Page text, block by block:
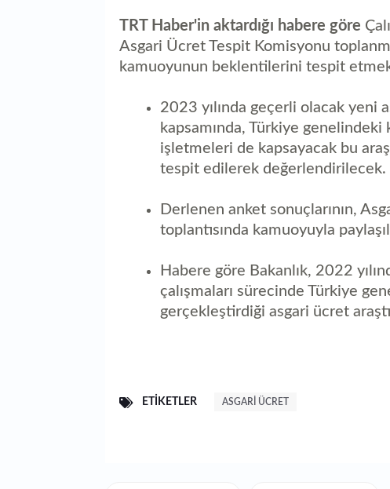
TRT Haber'in aktardığı habere göre
Asgari Ücret Tespit Komisyonu
kamuoyunun beklentilerini tespit
2023 yılında geçerli olacak yeni
kapsamında, Türkiye
işletmeleri de kapsayacak bu
tespit edilerek değerlendirilecek.
Derlenen anket sonuçlarının,
toplantısında kamuoyuyla
Habere göre Bakanlık, 2022
çalışmaları sürecinde Türkiye
gerçekleştirdiği asgari ücret
ETIKETLER ASGARI ÜCRET